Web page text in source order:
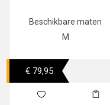
Beschikbare maten
M
€ 79,95